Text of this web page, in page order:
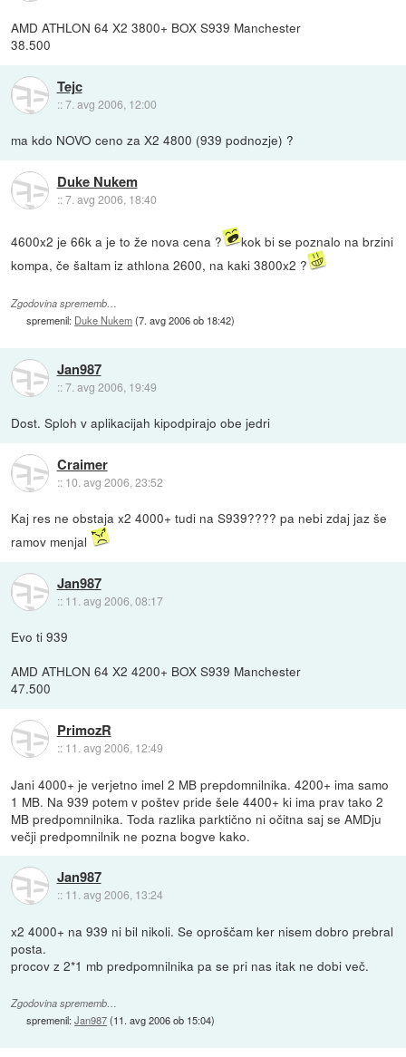
AMD ATHLON 64 X2 3800+ BOX S939 Manchester
38.500
Tejc
::7. avg 2006, 12:00
ma kdo NOVO ceno za X2 4800 (939 podnozje) ?
Duke Nukem
::7. avg 2006, 18:40
4600x2 je 66k a je to že nova cena ?
kok bi se poznalo na brzini
kompa, če šaltam iz athlona 2600, na kaki 3800x2 ?
Zgodovina sprememb…
spremenil: Duke Nukem(7. avg 2006 ob 18:42)
Jan987
::7. avg 2006, 19:49
Dost. Sploh v aplikacijah kipodpirajo obe jedri
Craimer
:: 10. avg 2006, 23:52
Kaj res ne obstaja x2 4000+ tudi na S939???? pa nebi zdaj jaz še
ramov menjal
Jan987
:: 11. avg 2006, 08:17
Evo ti 939
AMD ATHLON 64 X2 4200+ BOX S939 Manchester
47.500
PrimozR
:: 11. avg 2006, 12:49
Jani 4000+ je verjetno imel 2 MB prepdomnilnika. 4200+ ima samo
1 MB. Na 939 potem v poštev pride šele 4400+ ki ima prav tako 2
MB predpomnilnika. Toda razlika parktično ni očitna saj se AMDju
večji predpomnilnik ne pozna bogve kako.
Jan987
:: 11. avg 2006, 13:24
x2 4000+ na 939 ni bil nikoli. Se oproščam ker nisem dobro prebral
posta.
procov z 2*1 mb predpomnilnika pa se pri nas itak ne dobi več.
Zgodovina sprememb…
spremenil:Jan987(11. avg 2006 ob 15:04)